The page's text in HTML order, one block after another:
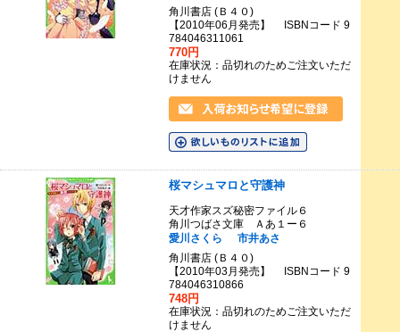
角川書店 (Ｂ４０)
【2010年06月発売】 ISBNコード 9
784046311061
770円
在庫状況：品切れのためご注文いただ
けません
桜マシュマロと守護神
天才作家スズ秘密ファイル６
角川つばさ文庫 Ａあ１ー６
愛川さくら
市井あさ
角川書店 (Ｂ４０)
【2010年03月発売】 ISBNコード 9
784046310866
748円
在庫状況：品切れのためご注文いただ
けません